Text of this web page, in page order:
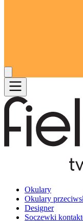
Okulary
Okulary
Designer
Soczewki